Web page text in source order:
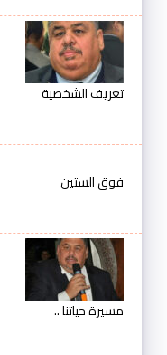
تعريف الشخصية
فوق الستين
مسيرة حياتنا ..